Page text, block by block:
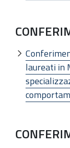
laureati in